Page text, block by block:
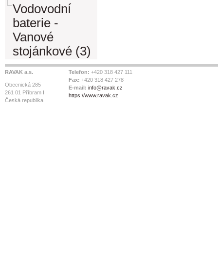
Vodovodní
baterie -
Vanové
stojánkové (3)
RAVAK a.s.
Obecnická 285
261 01 Příbram I
Česká republika
Telefon: +420 318 427 111
Fax: +420 318 427 278
E-mail: info@ravak.cz
https://www.ravak.cz